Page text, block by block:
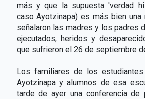
más y que la supuesta 'verdad
caso Ayotzinapa) es más bien una
señalaron las madres y los padres
ejecutados, heridos y
que sufrieron el 26 de septiembre
Los familiares de los
Ayotzinapa y alumnos de esa
tarde de ayer una conferencia de